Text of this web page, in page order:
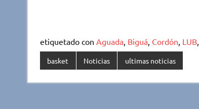
etiquetado con Aguada, Biguá, Cordón, LUB,
basket Noticias ultimas noticias